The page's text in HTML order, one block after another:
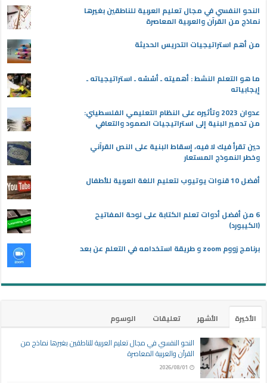
النحو النفسي في مجال تعليم العربية للناطقين بغيرها
نماذج من القرآن والعربية المعاصرة
من أهم استراتيجيات التدريس الحديثة
ما هو التعلم النشط : أهميته ـ أسُسُه ـ استراتيجياته ـ
إيجابياته
عدوان 2023 وتأثيره على النظام التعليمي الفلسطيني:
من تدمير البنية إلى استراتيجيات الصمود والتعافي
حين تقرأ فيك لا فيه، إسقاط البنية على النص القرآني
وخطر النموذج المستعار
أفضل 10 قنوات يوتيوب لتعليم اللغة العربية للأطفال
6 من أفضل أدوات تعلم الكتابة على لوحة المفاتيح
(الكيبورد)
برنامج زووم zoom و طريقة استخدامه في التعلم عن بعد
الأخيرة الأشهر تعليقات
الوسوم
النحو النفسي في مجال تعليم العربية للناطقين بغيرها نماذج من
القرآن والعربية المعاصرة
2026/08/01